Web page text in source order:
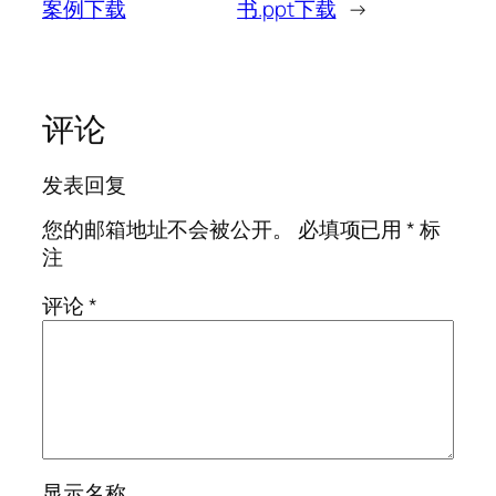
案例下载 书.ppt下载 →
评论
发表回复
您的邮箱地址不会被公开。
必填项已用*标
注
评论*